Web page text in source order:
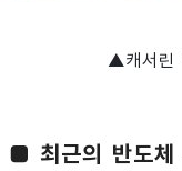
▲캐서린
■ 최근의 반도체